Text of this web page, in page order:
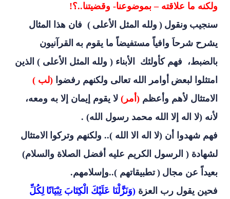
ولكنه ما علاقته – بموضوعنا- وقضيتنا..؟!
سنجيب ونقول ( ولله المثل الأعلى ) فان هذا المثال
يشرح شرحاَ وافياً مستفيضاً ما يقوم به القرآنيون
بالضبط، فهم كأولئك الأبناء ( ولله المثل الأعلى ) الذين
امتثلوا لبعض أوامر الله تعالى ولكنهم رفضوا (لب )
الامتثال لأهم وأعظم (أمر) لا يقوم إيمان إلا به ومعه،
لأنه (لا اله إلا الله محمد رسول الله) .
فهم شهدوا أن (لا اله الا الله ).. ولكنهم وتركوا
الامتثال
لشهادة ( الرسول الكريم عليه أفضل الصلاة والسلام)
بعيداً عن مجال ( تطبيقاتهم )..وإسلامهم.
فحين يقول رب العزة (وَنَزَّلْنَا عَلَيْكَ الْكِتَابَ تِبْيَانًا لِكُلِّ